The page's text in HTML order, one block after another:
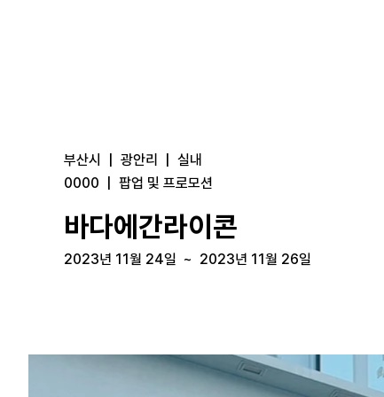
부산시 광안리
실내
0000
팝업 및 프로모션
바다에간라이콘
2023년 11월 24일 ~ 2023년 11월 26일